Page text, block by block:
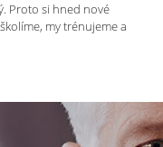
Proto si hned nové
my trénujeme a